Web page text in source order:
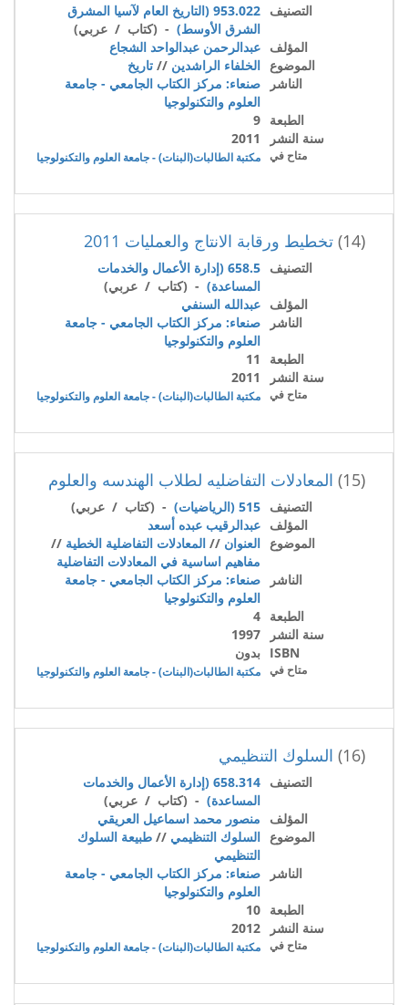
التصنيف
953.022 (التاريخ العام لآسيا المشرق
الشرق الأوسط) - (كتاب / عربي)
المؤلف عبدالرحمن عبدالواحد الشجاع
الموضوع الخلفاء الراشدين // تاريخ
الناشر
صنعاء: مركز الكتاب الجامعي - جامعة
العلوم والتكنولوجيا
الطبعة 9
سنة النشر
2011
متاح في مكتبة الطالبات(البنات) - جامعة العلوم والتكنولوجيا
(14) تخطيط ورقابة الانتاج والعمليات 2011
التصنيف
658.5 (إدارة الأعمال والخدمات
المساعدة) - (كتاب / عربي)
المؤلف عبدالله السنفي
الناشر
صنعاء: مركز الكتاب الجامعي - جامعة
العلوم والتكنولوجيا
الطبعة
11
سنة النشر
2011
متاح في مكتبة الطالبات(البنات) - جامعة العلوم والتكنولوجيا
(15) المعادلات التفاضليه لطلاب الهندسه والعلوم
التصنيف 515 (الرياضيات)
- (كتاب / عربي)
المؤلف عبدالرقيب عبده أسعد
الموضوع العنوان // المعادلات التفاضلية الخطية //
مفاهيم اساسية في المعادلات التفاضلية
الناشر
صنعاء: مركز الكتاب الجامعي - جامعة
العلوم والتكنولوجيا
الطبعة 4
سنة النشر
1997
ISBN بدون
متاح في مكتبة الطالبات(البنات) - جامعة العلوم والتكنولوجيا
(16) السلوك التنظيمي
التصنيف
658.314 (إدارة الأعمال والخدمات
المساعدة) - (كتاب / عربي)
المؤلف
منصور محمد اسماعيل العريقي
الموضوع السلوك التنظيمي // طبيعة السلوك
التنظيمي
الناشر
صنعاء: مركز الكتاب الجامعي - جامعة
العلوم والتكنولوجيا
الطبعة 10
سنة النشر
2012
متاح في مكتبة الطالبات(البنات) - جامعة العلوم والتكنولوجيا